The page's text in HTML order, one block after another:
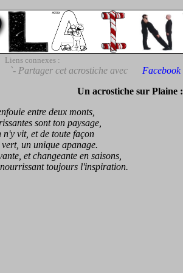
Liens connexes :
`- Partager cet acrostiche avec
Facebook
Un acrostiche sur Plaine :
entre deux monts,
sont ton paysage,
vit, et de toute façon
un unique apanage.
et changeante en saisons,
toujours l'inspiration.